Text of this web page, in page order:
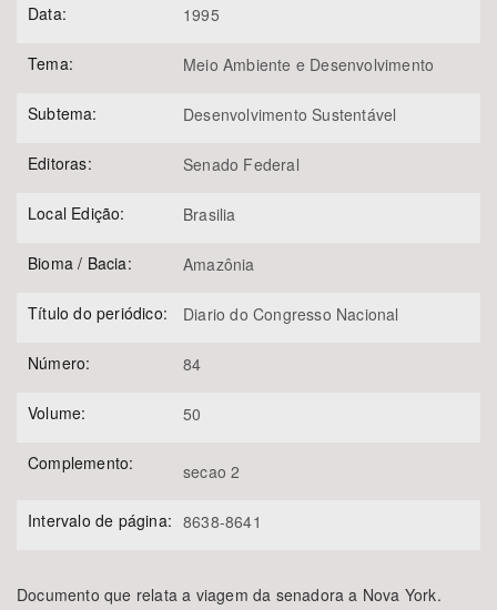
Data: 1995
Tema: Meio Ambiente e Desenvolvimento
Subtema: Desenvolvimento Sustentável
Editoras: Senado Federal
Local Edição: Brasilia
Bioma / Bacia: Amazônia
Título do periódico: Diario do Congresso Nacional
Número: 84
Volume: 50
Complemento: secao 2
Intervalo de página: 8638-8641
Documento que relata a viagem da senadora a Nova York.